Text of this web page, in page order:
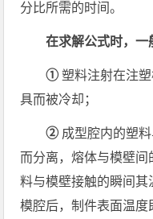
分比所需的时间。
在求解公式时，一
①塑料注射在注
具而被冷却；
② 成型腔内的塑
而分离，熔体与模壁
料与模壁接触的瞬间
模腔后，制件表面温度